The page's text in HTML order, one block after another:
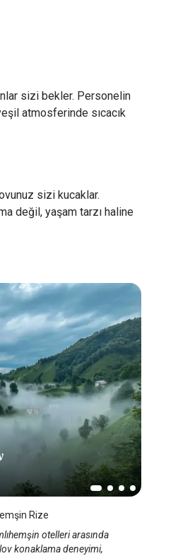
sizi bekler. Personelin
atmosferinde sıcacık
sizi kucaklar.
değil, yaşam tarzı haline
Rize
otelleri arasında
konaklama deneyimi,